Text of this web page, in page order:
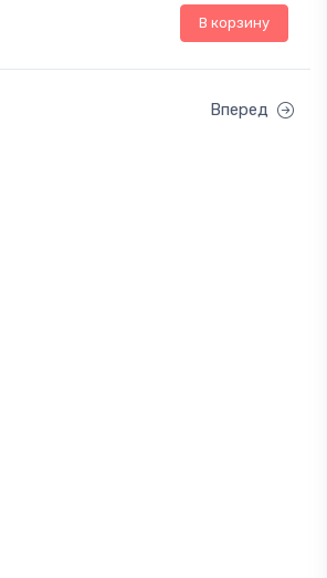
В корзину
Вперед